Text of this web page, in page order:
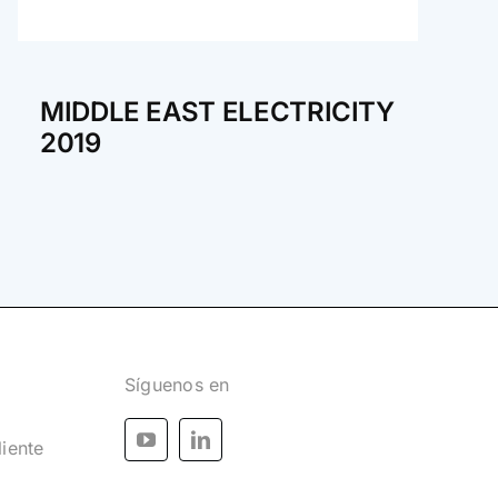
MIDDLE EAST ELECTRICITY
2019
Síguenos en